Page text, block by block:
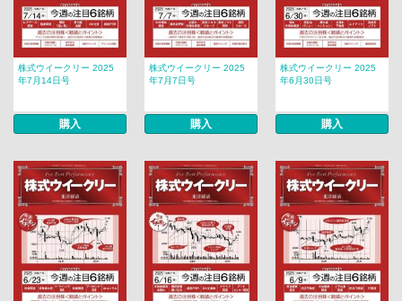
株式ウイークリー 2025
年7月14日号
購入
株式ウイークリー 2025
年7月7日号
購入
株式ウイークリー 2025
年6月30日号
購入